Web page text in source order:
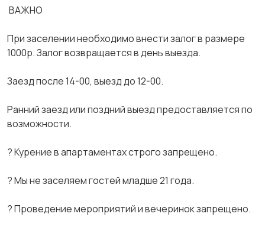
️️️ ВАЖНО️️️
При заселении необходимо внести залог в размере
1000р. Залог возвращается в день выезда.
Заезд после 14-00, выезд до 12-00.
Ранний заезд или поздний выезд предоставляется по
возможности.
? Курение в апартаментах строго запрещено.
? Мы не заселяем гостей младше 21 года.
? Проведение мероприятий и вечеринок запрещено.